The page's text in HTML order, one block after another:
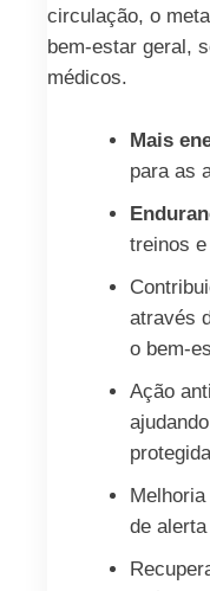
circulação, o
bem‑estar geral,
médicos.
Mais
para as
treinos
através
o
Ação
de